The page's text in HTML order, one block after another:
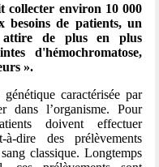
collecter environ 10 000
besoins de patients, un
de plus en plus
d'hémochromatose,
».
caractérisée par
dans l’organisme. Pour
doivent effectuer
à-dire des prélèvements
classique. Longtemps